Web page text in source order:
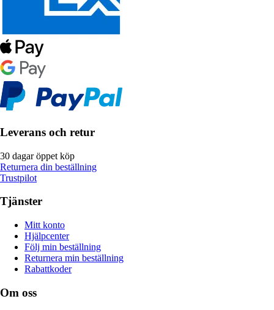
Leverans och retur
30 dagar öppet köp
Returnera din beställning
Trustpilot
Tjänster
Mitt konto
Hjälpcenter
Följ min beställning
Returnera min beställning
Rabattkoder
Om oss